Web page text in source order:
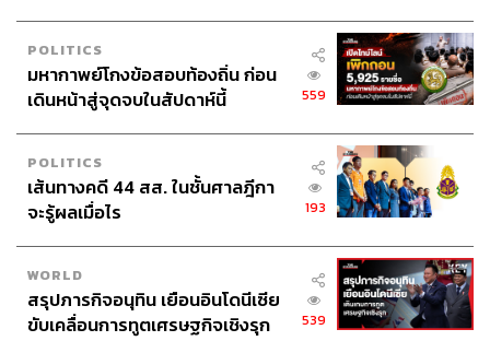
ผลจากการบุกโจมตีของยูเครนยังบีบบังคับให้รัสเซียต้องโยก
กำลังทหารจากสมรภูมิแนวหน้าในแคว้นโดเนตสก์ ทั้งที่
รัสเซียเริ่มเป็นฝ่ายรุกคืบและยึดพื้นที่จากยูเครนได้มากขึ้น
เรื่อยๆ โดยเบลล์มองว่าการเคลื่อนย้ายกำลังทหารรัสเซียไป
อุดรูรั่วที่ภูมิภาคคุสค์จะช่วยลดแรงกดดันของทัพยูเครนในโด
เนตสก์
ทั้งนี้ นักวิเคราะห์ด้านการทหารมองว่า การจะสามารถรักษา
พื้นที่ในภูมิภาคคุสค์ได้นั้น ฝ่ายยูเครนจะต้องเร่งส่งทหาร รถ
ถัง และทรัพยากรอื่นๆ ไปเพิ่ม
โดยปฏิบัติการครั้งนี้ถือเป็นเดิมพันที่มีความเสี่ยงสูงมาก
POLITICS
มหากาพย์โกงข้อสอบท้องถิ่น ก่อน
เดินหน้าสู่จุดจบในสัปดาห์นี้
559
POLITICS
เส้นทางคดี 44 สส. ในชั้นศาลฎีกา
จะรู้ผลเมื่อไร
193
WORLD
สรุปภารกิจอนุทิน เยือนอินโดนีเซีย
ขับเคลื่อนการทูตเศรษฐกิจเชิงรุก
539